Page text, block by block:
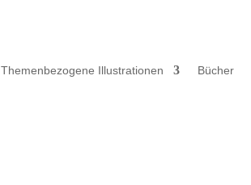
Themenbezogene Illustrationen Bücher